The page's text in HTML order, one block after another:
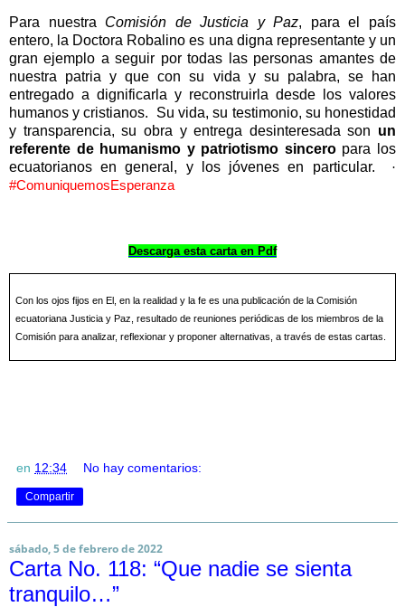
Para nuestra Comisión de Justicia y Paz, para el país
entero, la Doctora Robalino es una digna representante y un
gran ejemplo a seguir por todas las personas amantes de
nuestra patria y que con su vida y su palabra, se han
entregado a dignificarla y reconstruirla desde los valores
humanos y cristianos.
Su vida, su testimonio, su honestidad
y transparencia, su obra y entrega desinteresada son un
referente de humanismo y patriotismo sinceropara los
ecuatorianos en general, y los jóvenes en particular.
·
#ComuniquemosEsperanza
Descarga esta carta en Pdf
Con los ojos fijos en El, en la realidad y la fe es una publicación de la Comisión
ecuatoriana Justicia y Paz, resultado de reuniones periódicas de los miembros de la
Comisión para analizar, reflexionar y proponer alternativas, a través de estas cartas.
en 12:34 No hay comentarios:
Compartir
sábado, 5 de febrero de 2022
Carta No. 118: “Que nadie se sienta
tranquilo…”